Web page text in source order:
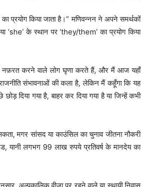
प्रयोग किया जाता है।” मणिवन्नन ने अपने समर्थकों
‘she’ के स्थान पर ‘they/them’ का प्रयोग किया
करने वाले लोग घृणा करते हैं, और मैं आज यहाँ
संभावनाओं की कला है, लेकिन मैं कहूँगा कि यह
दिया गया है, बाहर कर दिया गया है या जिन्हें कभी
मगर सांसद या काउंसिल का चुनाव जीतना नौकरी
यानी लगभग 99 लाख रुपये प्रतिवर्ष के मानदेय का